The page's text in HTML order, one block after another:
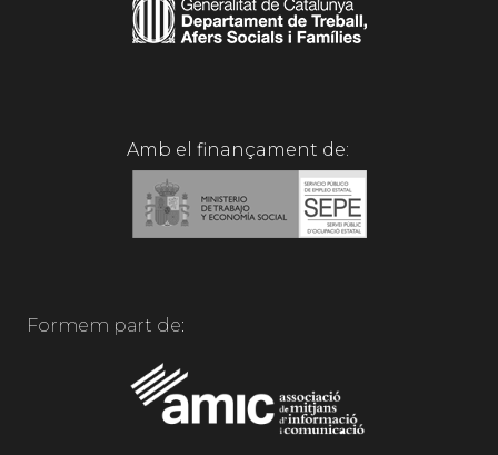
Amb el finançament de:
Formem part de: